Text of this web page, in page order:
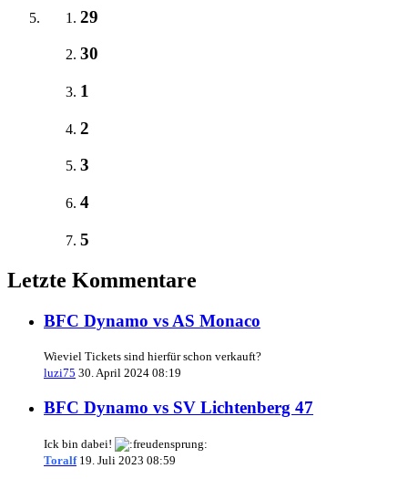
29
30
1
2
3
4
5
Letzte Kommentare
BFC Dynamo vs AS Monaco
Wieviel Tickets sind hierfür schon verkauft?
luzi75 30. April 2024 08:19
BFC Dynamo vs SV Lichtenberg 47
Ick bin dabei!
Toralf 19. Juli 2023 08:59